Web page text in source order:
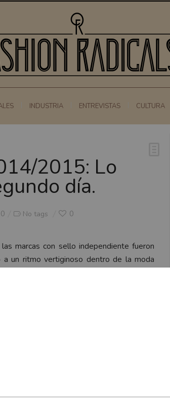
INDUSTRIA ENTREVISTAS CULTURA
2015: Lo
día.
0 No tags 0
las marcas con sello independiente fueron
a un ritmo vertiginoso dentro de la moda
el mérito de haber sido galardonados o
sus pasarelas como los grandes.
de algunas estrellas del Rock como
silueta de su colección es lánguida y
por eso sus looks se ven